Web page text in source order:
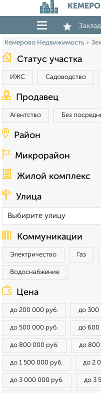
Кемерово Недвижимость
Статус участка
ИЖС Садоводство
Продавец
Агентство Без
Район
Микрорайон
Жилой комплекс
Улица
Коммуникации
Электричество Газ
Водоснабжение
Цена
до 200 000 руб. до 300
до 500 000 руб. до 600
до 800 000 руб. до 800
до 1 500 000 руб. до 2
до 3 000 000 руб. до 3